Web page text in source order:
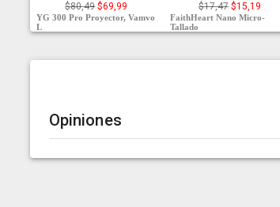
$80,49 $69,99
YG 300 Pro Proyector, Vamvo
L
$17,47 $15,19
FaithHeart Nano Micro-
Tallado
Opiniones